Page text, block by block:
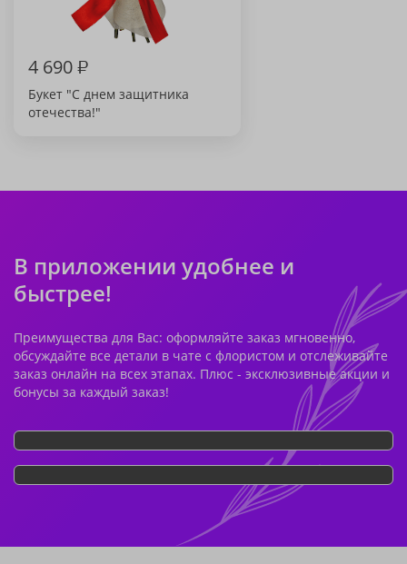
4 690₽
Букет "С днем защитника
отечества!"
В приложении удобнее и
быстрее!
Преимущества для Вас: оформляйте заказ мгновенно,
обсуждайте все детали в чате с флористом и отслеживайте
заказ онлайн на всех этапах. Плюс - эксклюзивные акции и
бонусы за каждый заказ!